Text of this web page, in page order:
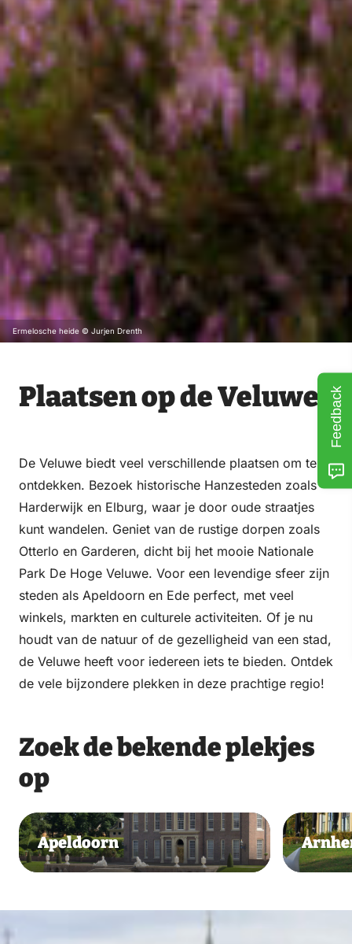
Ermelosche heide © Jurjen Drenth
Plaatsen op de Veluwe
De Veluwe biedt veel verschillende plaatsen om te
ontdekken. Bezoek historische Hanzesteden zoals
Harderwijk en Elburg, waar je door oude straatjes
kunt wandelen. Geniet van de rustige dorpen zoals
Otterlo en Garderen, dicht bij het mooie Nationale
Park De Hoge Veluwe. Voor een levendige sfeer zijn
steden als Apeldoorn en Ede perfect, met veel
winkels, markten en culturele activiteiten. Of je nu
houdt van de natuur of de gezelligheid van een stad,
de Veluwe heeft voor iedereen iets te bieden. Ontdek
de vele bijzondere plekken in deze prachtige regio!
Zoek de bekende plekjes
op
Apeldoorn
Feedback